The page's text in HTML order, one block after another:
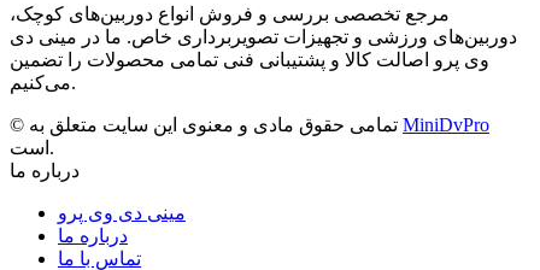
مرجع تخصصی بررسی و فروش انواع دوربین‌های کوچک،
دوربین‌های ورزشی و تجهیزات تصویربرداری خاص. ما در مینی دی
وی پرو اصالت کالا و پشتیبانی فنی تمامی محصولات را تضمین
می‌کنیم.
MiniDvPro
است.
درباره ما
مینی دی وی پرو
درباره ما
تماس با ما